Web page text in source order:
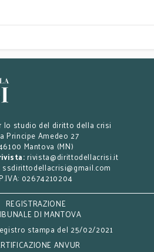
lo studio del diritto della crisi
Principe Amedeo 27
Mantova (MN)
rivista@dirittodellacrisi.it
ssdirittodellacrisi@gmail.com
P.IVA: 02674210204
REGISTRAZIONE
DI MANTOVA
stampa del 25/02/2021
ANVUR